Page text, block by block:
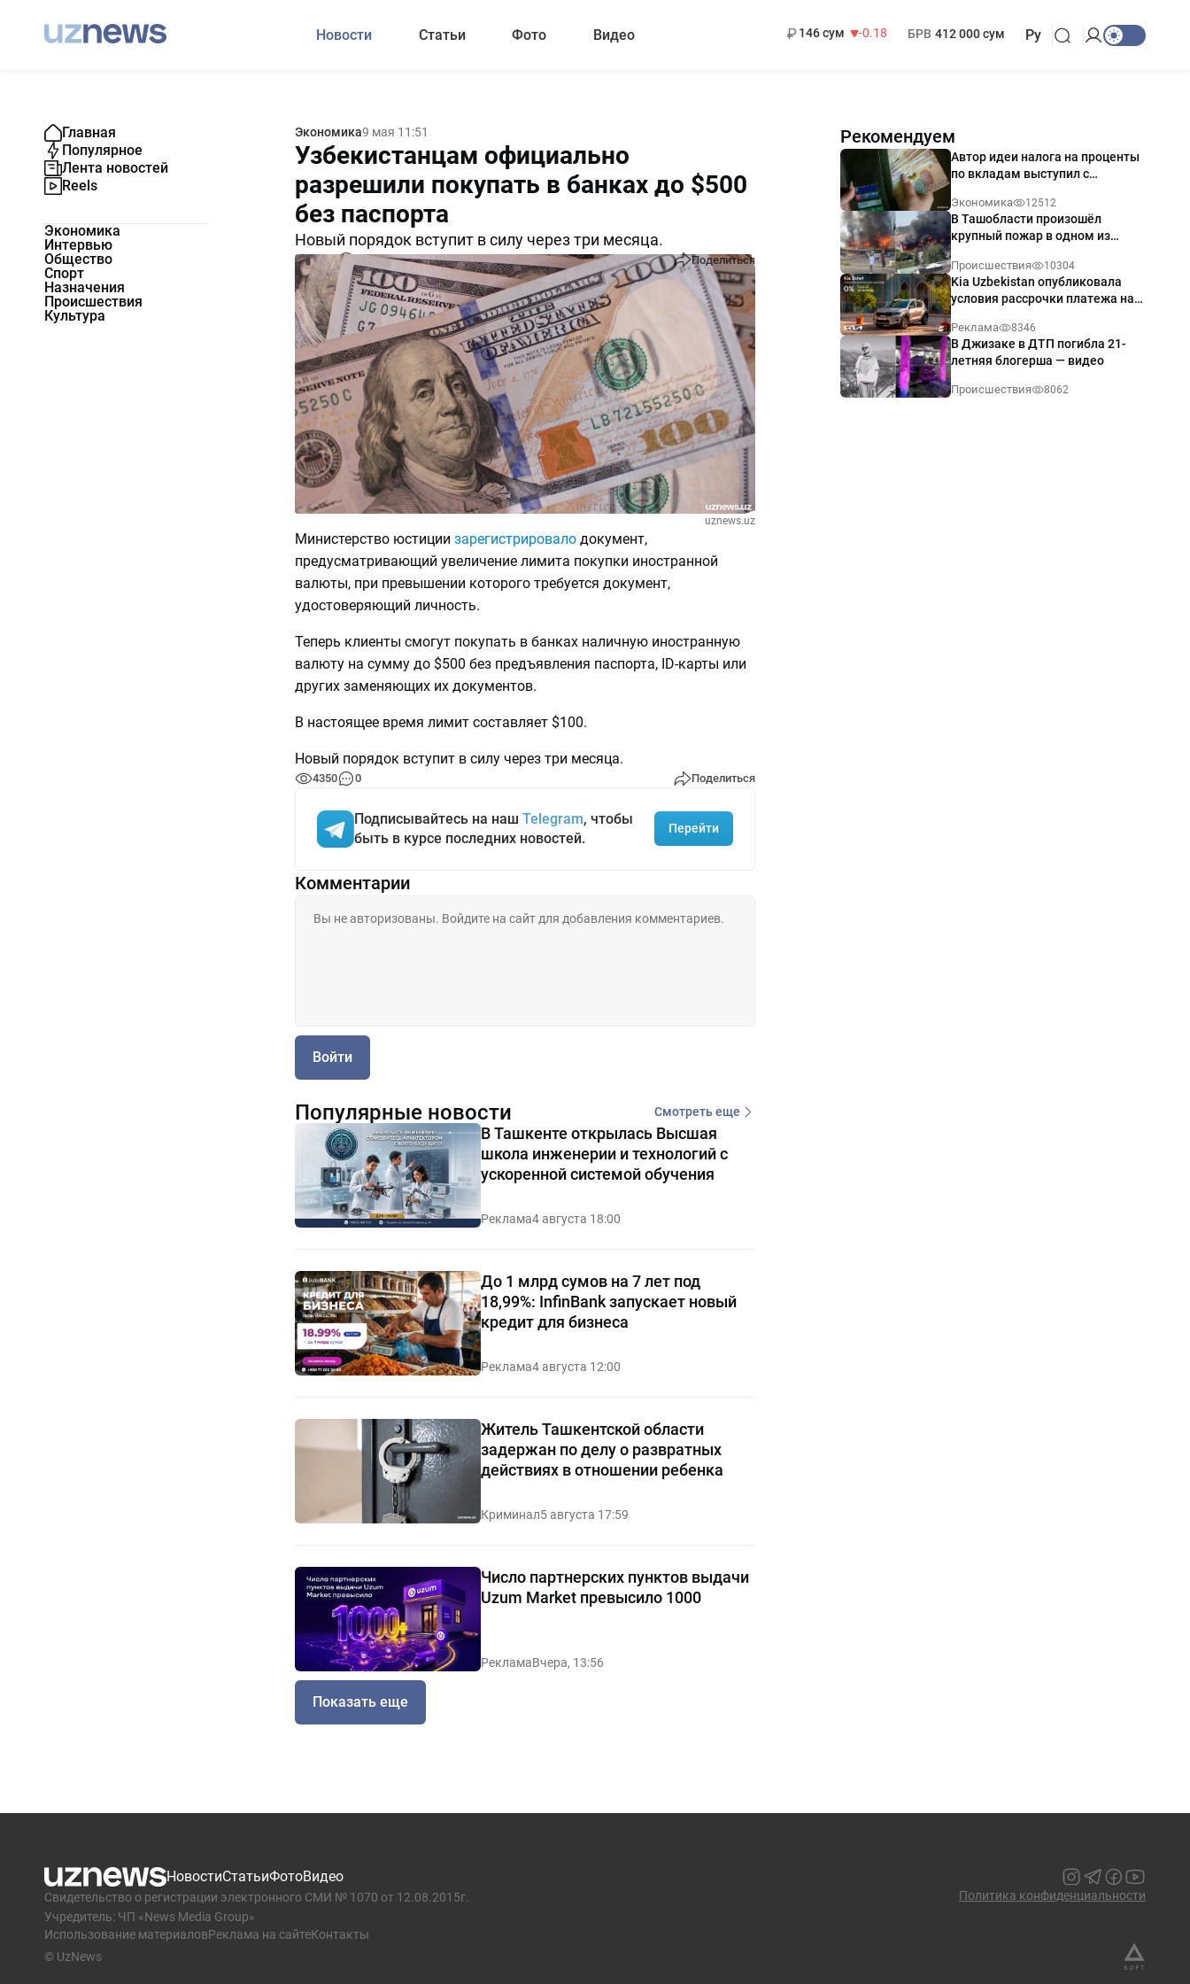
Новости Статьи Фото Видео
146 сум
-0.18
БРВ 412 000 сум Ру
Главная
Популярное
Лента новостей
Reels
Экономика
Интервью
Общество
Спорт
Назначения
Происшествия
Культура
Экономика9 мая 11:51
Узбекистанцам официально
разрешили покупать в банках до $500
без паспорта
Новый порядок вступит в силу через три месяца.
4350 Поделиться
uznews.uz
Министерство юстиции зарегистрировалодокумент,
предусматривающий увеличение лимита покупки иностранной
валюты, при превышении которого требуется документ,
удостоверяющий личность.
Теперь клиенты смогут покупать в банках наличную иностранную
валюту на сумму до $500 без предъявления паспорта, ID-карты или
других заменяющих их документов.
В настоящее время лимит составляет $100.
Новый порядок вступит в силу через три месяца.
4350 0 Поделиться
Подписывайтесь на наш Telegram, чтобы
быть в курсе последних новостей.
Перейти
Комментарии
Войти
Рекомендуем
Автор идеи налога на проценты
по вкладам выступил с
Экономика 12512
В Ташобласти произошёл
крупный пожар в одном из
Происшествия 10304
Kia Uzbekistan опубликовала
условия рассрочки платежа на
годовых
Реклама 8346
В Джизаке в ДТП погибла 21-
летняя блогерша — видео
Происшествия 8062
Популярные новости Смотреть еще
В Ташкенте открылась Высшая
школа инженерии и технологий с
ускоренной системой обучения
Реклама4 августа 18:00
До 1 млрд сумов на 7 лет под
18,99%: InfinBank запускает новый
кредит для бизнеса
Реклама4 августа 12:00
Житель Ташкентской области
задержан по делу о развратных
действиях в отношении ребенка
Криминал5 августа 17:59
Число партнерских пунктов выдачи
Uzum Market превысило 1000
РекламаВчера, 13:56
Показать еще
НовостиСтатьиФотоВидео
Свидетельство о регистрации электронного СМИ № 1070 от 12.08.2015г.
Учредитель: ЧП «News Media Group»
Использование материаловРеклама на сайтеКонтакты
Политика конфиденциальности
© UzNews